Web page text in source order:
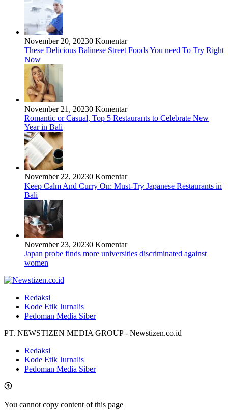
November 20, 20230 Komentar
These Delicious Balinese Street Foods You need To Try Right
Now
November 21, 20230 Komentar
Romantic or Casual, Top 5 Restaurants to Celebrate New
Year in Bali
November 22, 20230 Komentar
Keep Calm And Curry On: Must-Try Japanese Restaurants in
Bali
November 23, 20230 Komentar
Japan probe finds more universities discriminated against
women
Redaksi
Kode Etik Jurnalis
Pedoman Media Siber
PT. NEWSTIZEN MEDIA GROUP - Newstizen.co.id
Redaksi
Kode Etik Jurnalis
Pedoman Media Siber
You cannot copy content of this page